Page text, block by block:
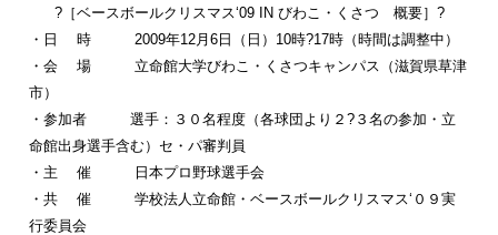
?［ベースボールクリスマス‘09 IN びわこ・くさつ 概要］?
・日 時 2009年12月6日（日）10時?17時（時間は調整中）
・会 場 立命館大学びわこ・くさつキャンパス（滋賀県草津
市）
・参加者 選手：３０名程度（各球団より２?３名の参加・立
命館出身選手含む）セ・パ審判員
・主 催 日本プロ野球選手会
・共 催 学校法人立命館・ベースボールクリスマス‘０９実
行委員会